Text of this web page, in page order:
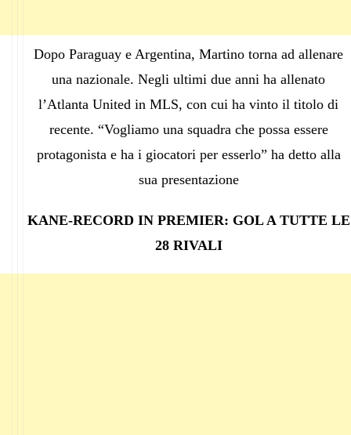
Dopo Paraguay e Argentina, Martino torna ad allenare
una nazionale. Negli ultimi due anni ha allenato
l’Atlanta United in MLS, con cui ha vinto il titolo di
recente. “Vogliamo una squadra che possa essere
protagonista e ha i giocatori per esserlo” ha detto alla
sua presentazione
KANE-RECORD IN PREMIER: GOL A TUTTE LE
28 RIVALI